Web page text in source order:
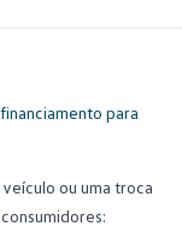
para
ou uma troca